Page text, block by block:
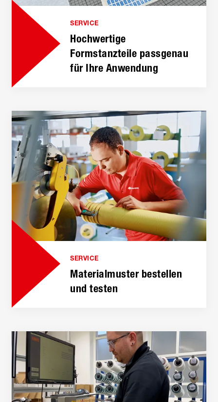
SERVICE
Hochwertige
Formstanzteile passgenau
für Ihre Anwendung
SERVICE
Materialmuster bestellen
und testen